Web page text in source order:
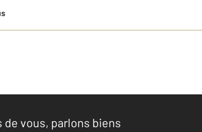
de vous, parlons biens